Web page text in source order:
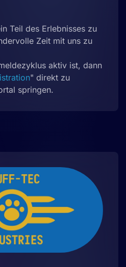
Teil des Erlebnisses zu
Zeit mit uns zu
aktiv ist, dann
" direkt zu
springen.